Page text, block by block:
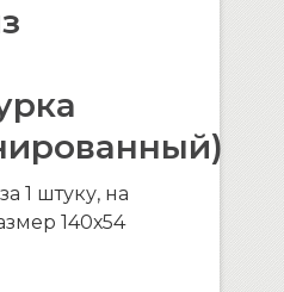
1 штуку, на
140х54